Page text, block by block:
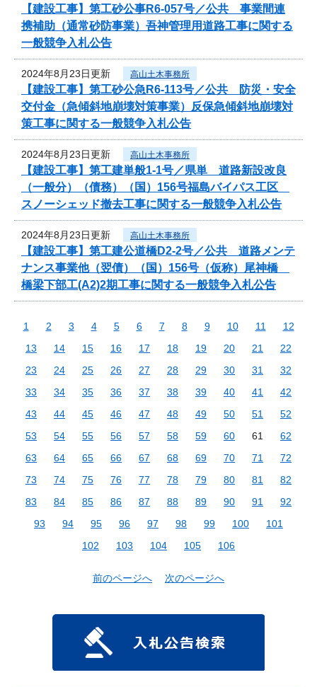
【建設工事】第工砂公事R6-057号／公共 事業間連
携補助（通常砂防事業）吾神管理用道路工事に関する
一般競争入札公告
2024年8月23日更新 高山土木事務所
【建設工事】第工砂公急R6-113号／公共 防災・安全
交付金（急傾斜地崩壊対策事業）反保急傾斜地崩壊対
策工事に関する一般競争入札公告
2024年8月23日更新 高山土木事務所
【建設工事】第工建単般1-1号／県単 道路新設改良
（一般分）（債務）（国）156号福島バイパス工区
スノーシェッド撤去工事に関する一般競争入札公告
2024年8月23日更新 高山土木事務所
【建設工事】第工建公道橋D2-2号／公共 道路メンテ
ナンス事業他（翌債）（国）156号（仮称）尾神橋
橋梁下部工(A2)2期工事に関する一般競争入札公告
1 2 3 4 5 6 7 8 9 10 11
12
13
14 15 16 17 18 19 20 21
22
23
24 25 26 27 28 29 30 31
32
33
34 35 36 37 38 39 40 41
42
43
44 45 46 47 48 49 50 51
52
53
54 55 56 57 58 59 60 61
62
63
64 65 66 67 68 69 70 71
72
73
74 75 76 77 78 79 80 81
82
83
84 85 86 87 88 89 90 91
92
93
94 95 96 97 98 99 100
101
102
103 104 105 106
前のページへ 次のページへ